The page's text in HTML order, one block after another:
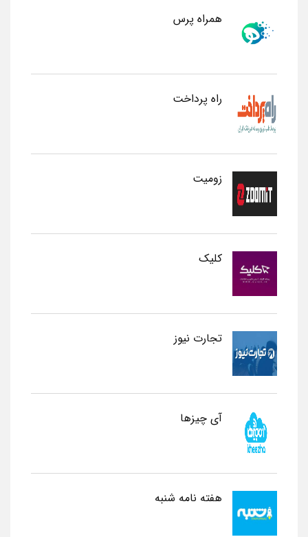
همراه پرس
راه پرداخت
زومیت
کلیک
تجارت نیوز
آی چیزها
هفته نامه شنبه